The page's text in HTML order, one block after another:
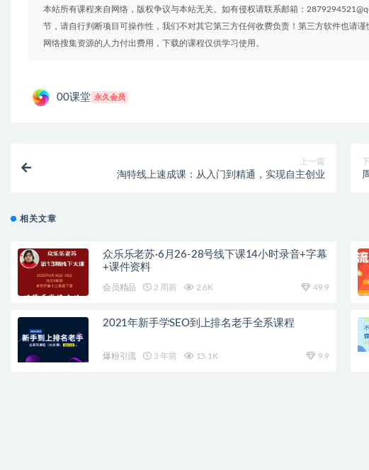
本站所有课程来自网络，版权争议与本站无关。如有侵权请联系邮箱：
节，请自行判断项目可操作性，我们不对其它第三方任何收费负责！第三方软件也请
网络搜集资源的人力付出费用，下载的课程仅供学习使用。
00课堂 永久会员
上一篇
淘特线上速成课：从入门到精通，实现自主创业
相关文章
众乐乐老苏·6月26-28号线下课14小时录音+字幕
+课件资料
会员精品 2 周前 2.6K 49.9
2021年新手学SEO到上排名老手全系课程
爆粉引流 3 年前 15.1K 9.9